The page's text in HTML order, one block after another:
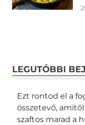
LEGUTÓBBI
Ezt rontod el a
összetevő,
szaftos marad a